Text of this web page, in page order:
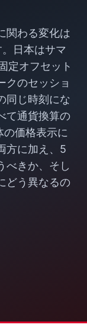
関わる変化は
日本はサマ
定オフセット
クのセッショ
同じ時刻にな
て通貨換算の
価格表示に
方に加え、5
べきか、そし
どう異なるの